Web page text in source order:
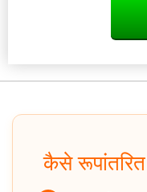
कैसे